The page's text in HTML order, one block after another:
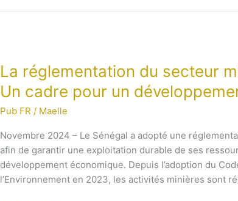
La réglementation du secteur
Un cadre pour un
Pub FR / Maelle
Novembre 2024 – Le Sénégal a adopté une
afin de garantir une exploitation durable de ses
développement économique. Depuis l’adoption du
l’Environnement en 2023, les activités minières sont
La
réglementation
du
secteur
au
Sénégal
:
Un